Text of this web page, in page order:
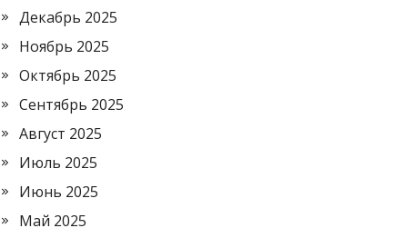
Декабрь 2025
Ноябрь 2025
Октябрь 2025
Сентябрь 2025
Август 2025
Июль 2025
Июнь 2025
Май 2025